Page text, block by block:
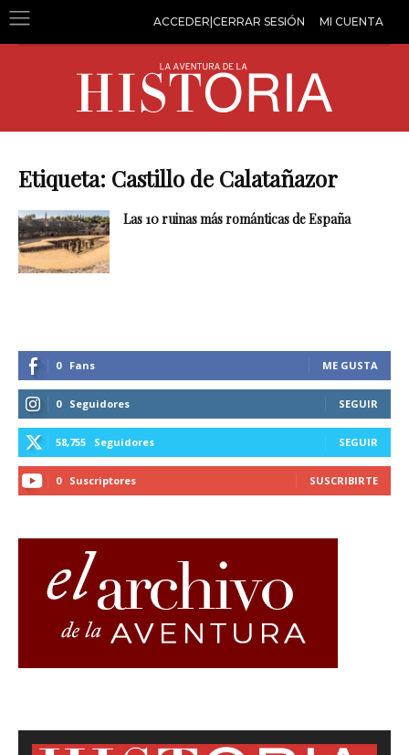
ACCEDER|CERRAR SESIÓN MI CUENTA
Etiqueta: Castillo de Calatañazor
Las 10 ruinas más románticas de España
0 Fans ME GUSTA
0 Seguidores SEGUIR
58,755 Seguidores SEGUIR
0 Suscriptores SUSCRIBIRTE